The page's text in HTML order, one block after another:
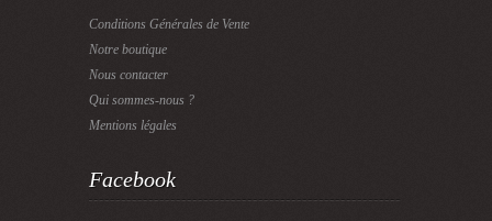
Conditions Générales de Vente
Notre boutique
Nous contacter
Qui sommes-nous ?
Mentions légales
Facebook